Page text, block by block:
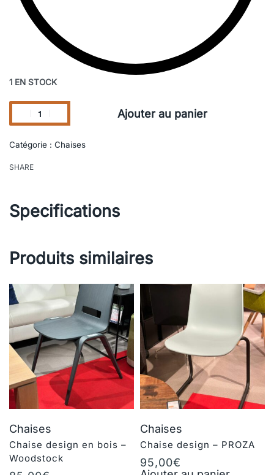
1 EN STOCK
Ajouter au panier
Catégorie : Chaises
SHARE
Specifications
Produits similaires
Chaises
Chaise design en bois –
Woodstock
Chaises
Chaise design – PROZA
95,00€